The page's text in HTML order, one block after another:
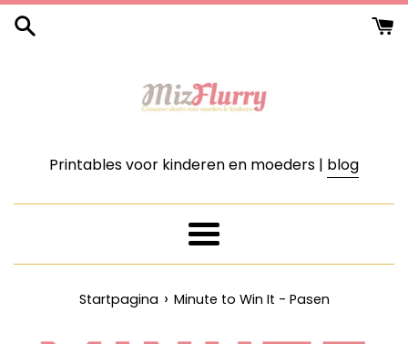
Meteen
naar
Printables voor kinderen en moeders | blog
Menu
Startpagina › Minute to Win It - Pasen